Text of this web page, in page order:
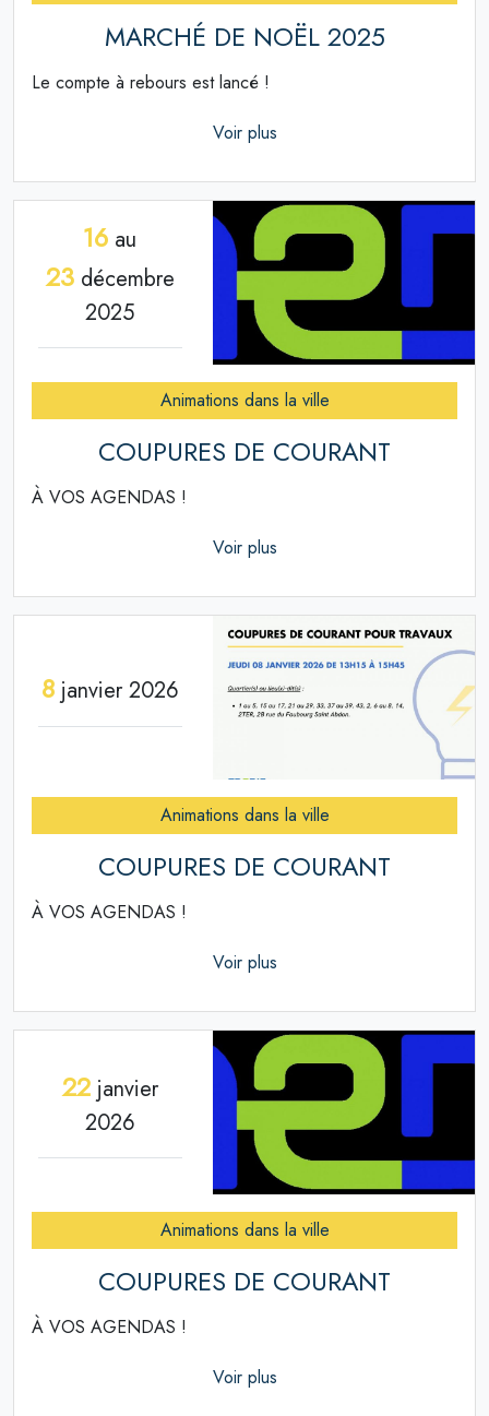
MARCHÉ DE NOËL 2025
Le compte à rebours est lancé !
Voir plus
16 au
23décembre
2025
Animations dans la ville
COUPURES DE COURANT
À VOS AGENDAS !
Voir plus
8janvier 2026
Animations dans la ville
COUPURES DE COURANT
À VOS AGENDAS !
Voir plus
22janvier
2026
Animations dans la ville
COUPURES DE COURANT
À VOS AGENDAS !
Voir plus